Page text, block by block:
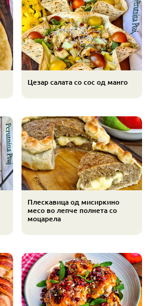
Цезар салата со сос од манго
Плескавица од мисиркино
месо во лепче полнета со
моцарела